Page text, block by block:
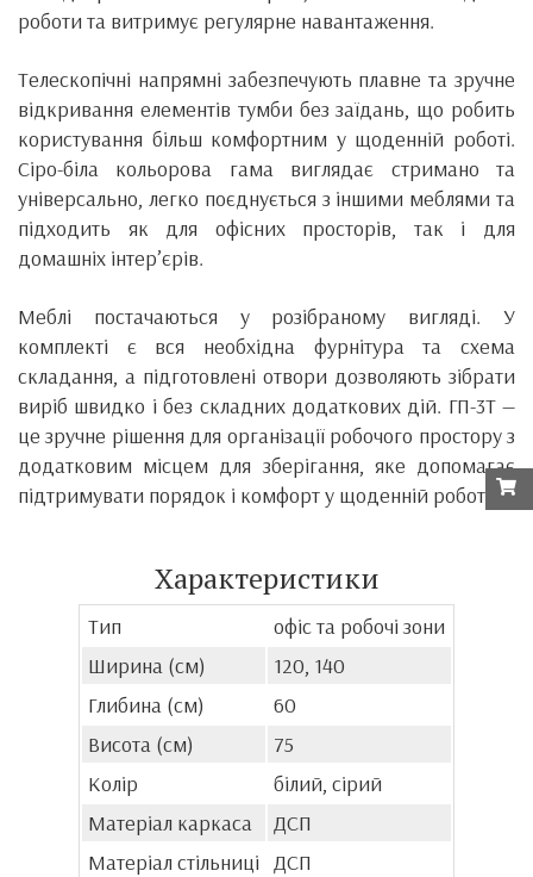
роботи та витримує регулярне навантаження.
Телескопічні напрямні забезпечують плавне та зручне
відкривання елементів тумби без заїдань, що робить
користування більш комфортним у щоденній роботі.
Сіро-біла кольорова гама виглядає стримано та
універсально, легко поєднується з іншими меблями та
підходить як для офісних просторів, так і для
домашніх інтер’єрів.
Меблі постачаються у розібраному вигляді. У
комплекті є вся необхідна фурнітура та схема
складання, а підготовлені отвори дозволяють зібрати
виріб швидко і без складних додаткових дій. ГП-3Т —
це зручне рішення для організації робочого простору з
додатковим місцем для зберігання, яке допомагає
підтримувати порядок і комфорт у щоденній роботі.
Характеристики
Тип
офіс та робочі зони
Ширина (см)
120, 140
Глибина (см)
60
Висота (см)
75
Колір
білий, сірий
Матеріал каркаса
ДСП
Матеріал стільниці ДСП